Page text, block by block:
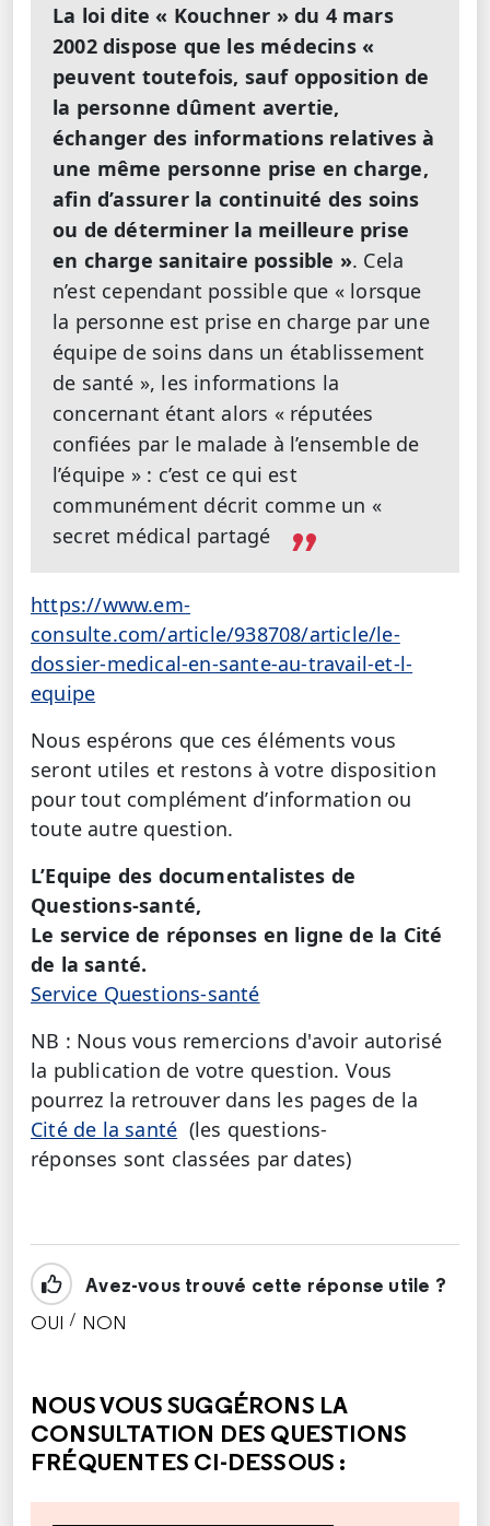
La loi dite « Kouchner » du 4 mars
2002 dispose que les médecins «
peuvent toutefois, sauf opposition de
la personne dûment avertie,
échanger des informations relatives à
une même personne prise en charge,
afin d’assurer la continuité des soins
ou de déterminer la meilleure prise
en charge sanitaire possible ». Cela
n’est cependant possible que « lorsque
la personne est prise en charge par une
équipe de soins dans un établissement
de santé », les informations la
concernant étant alors « réputées
confiées par le malade à l’ensemble de
l’équipe » : c’est ce qui est
communément décrit comme un «
secret médical partagé
https://www.em-
consulte.com/article/938708/article/le-
dossier-medical-en-sante-au-travail-et-l-
equipe
Nous espérons que ces éléments vous
seront utiles et restons à votre disposition
pour tout complément d’information ou
toute autre question.
L’Equipe des documentalistes de
Questions-santé,
Le service de réponses en ligne de la Cité
de la santé.
Service Questions-santé
NB : Nous vous remercions d'avoir autorisé
la publication de votre question. Vous
pourrez la retrouver dans les pages de la
Cité de la santé (les questions-
réponses sont classées par dates)
Avez-vous trouvé cette réponse utile ?
OUI / NON
NOUS VOUS SUGGÉRONS LA
CONSULTATION DES QUESTIONS
FRÉQUENTES CI-DESSOUS :